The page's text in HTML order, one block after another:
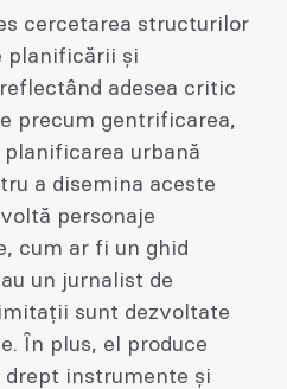
cercetarea structurilor
planificării și
adesea critic
precum gentrificarea,
urbană
a disemina aceste
personaje
cum ar fi un ghid
un jurnalist de
sunt dezvoltate
În plus, el produce
drept instrumente și